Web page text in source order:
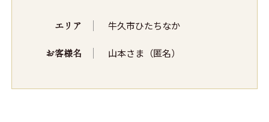
エリア 牛久市ひたちなか
お客様名 山本さま（匿名）